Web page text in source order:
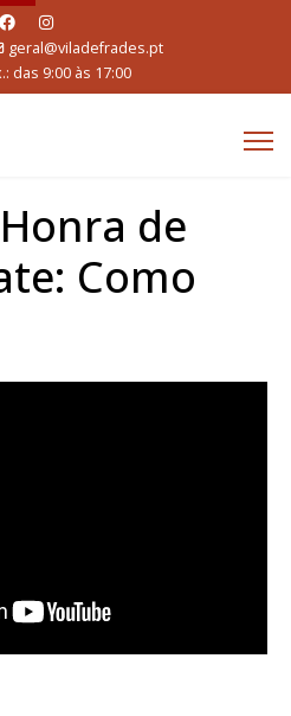
geral@viladefrades.pt
das 9:00 às 17:00
de
Como